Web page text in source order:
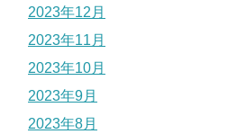
2023年12月
2023年11月
2023年10月
2023年9月
2023年8月